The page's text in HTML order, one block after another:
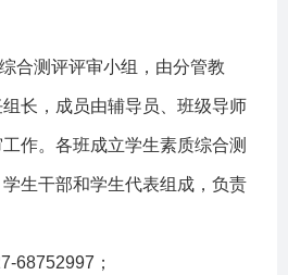
合测评评审小组，由分管教
长，成员由辅导员、班级导师
作。各班成立学生素质综合测
生干部和学生代表组成，负责
68752997 ；